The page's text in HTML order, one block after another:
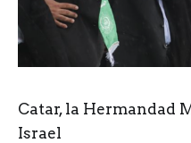
Catar, la Hermandad
Israel